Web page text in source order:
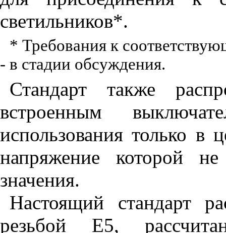
светильников*.
* Требования к
- в стадии обсуждения.
Стандарт также
встроенным
использования только в
напряжение которой
значения.
Настоящий стандарт
резьбой Е5,